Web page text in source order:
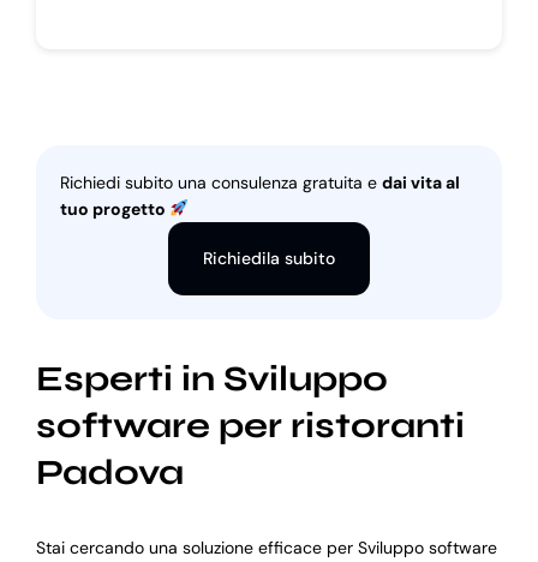
Richiedi subito una consulenza gratuita e dai vita al
tuo progetto
Richiedila subito
Esperti in Sviluppo
software per ristoranti
Padova
Stai cercando una soluzione efficace per Sviluppo software